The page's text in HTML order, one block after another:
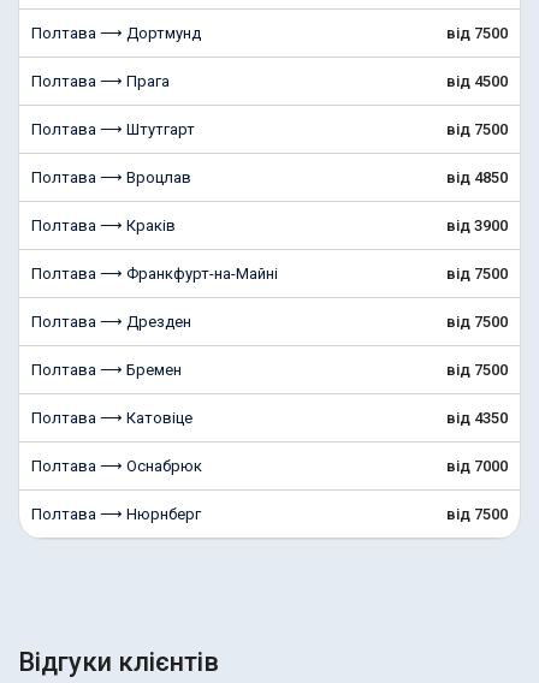
Полтава ⟶ Дортмунд від 7500
Полтава ⟶ Прага від 4500
Полтава ⟶ Штутгарт від 7500
Полтава ⟶ Вроцлав від 4850
Полтава ⟶ Краків від 3900
Полтава ⟶ Франкфурт-на-Майні від 7500
Полтава ⟶ Дрезден від 7500
Полтава ⟶ Бремен від 7500
Полтава ⟶ Катовіце від 4350
Полтава ⟶ Оснабрюк від 7000
Полтава ⟶ Нюрнберг від 7500
Відгуки клієнтів